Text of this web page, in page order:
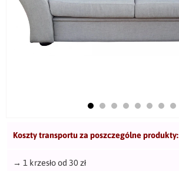
Koszty transportu za poszczególne produkty:
→ 1 krzesło od 30 zł